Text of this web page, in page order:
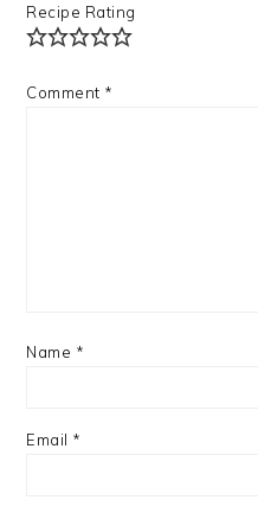
Recipe Rating
Comment *
Name *
Email *